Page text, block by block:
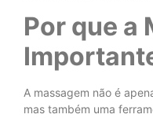
Por que a
A massagem não é
mas também uma